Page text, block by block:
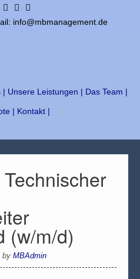
info@mbmanagement.de
| Unsere Leistungen | Das Team |
| Kontakt |
(w/m/d)
by MBAdmin